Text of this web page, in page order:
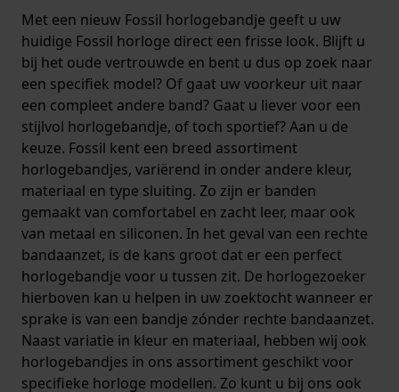
Met een nieuw Fossil horlogebandje geeft u uw
huidige Fossil horloge direct een frisse look. Blijft u
bij het oude vertrouwde en bent u dus op zoek naar
een specifiek model? Of gaat uw voorkeur uit naar
een compleet andere band? Gaat u liever voor een
stijlvol horlogebandje, of toch sportief? Aan u de
keuze. Fossil kent een breed assortiment
horlogebandjes, variërend in onder andere kleur,
materiaal en type sluiting. Zo zijn er banden
gemaakt van comfortabel en zacht leer, maar ook
van metaal en siliconen. In het geval van een rechte
bandaanzet, is de kans groot dat er een perfect
horlogebandje voor u tussen zit. De horlogezoeker
hierboven kan u helpen in uw zoektocht wanneer er
sprake is van een bandje zónder rechte bandaanzet.
Naast variatie in kleur en materiaal, hebben wij ook
horlogebandjes in ons assortiment geschikt voor
specifieke horloge modellen. Zo kunt u bij ons ook